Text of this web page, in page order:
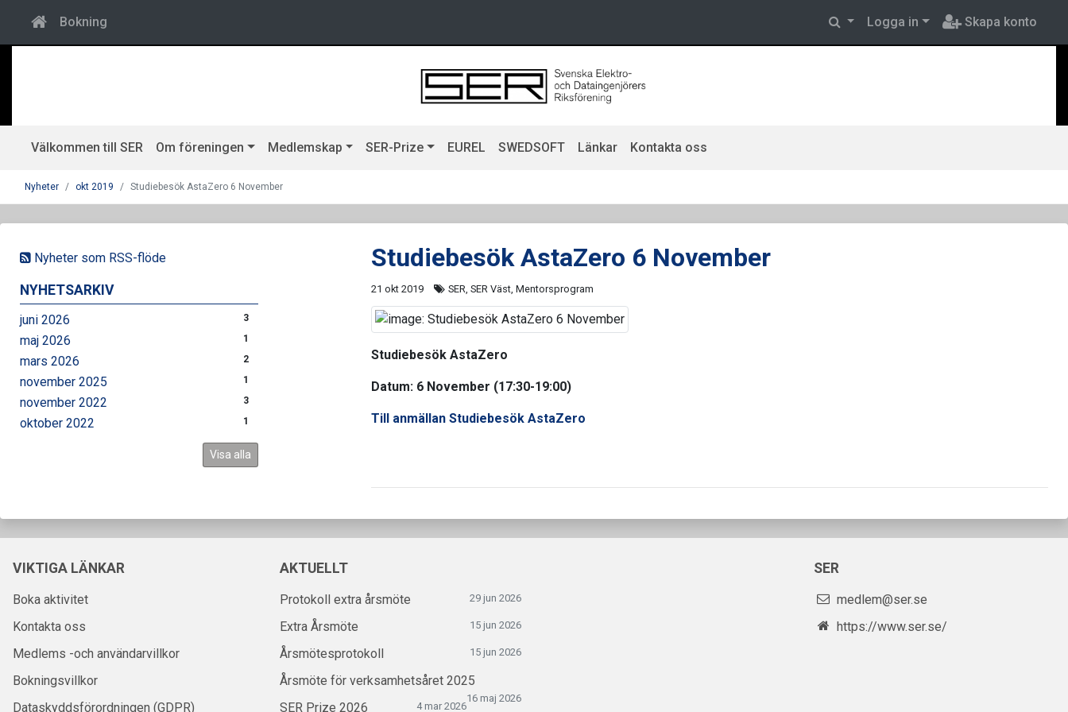
Bokning Logga in Skapa konto
Välkommen till SER Om föreningen Medlemskap SER-Prize EUREL SWEDSOFT Länkar Kontakta oss
Nyheter okt 2019 Studiebesök AstaZero 6 November
Nyheter som RSS-flöde
NYHETSARKIV
juni 2026 3
maj 2026 1
mars 2026 2
november 2025 1
november 2022 3
oktober 2022 1
Visa alla
Studiebesök AstaZero 6 November
21 okt 2019 SER, SER Väst, Mentorsprogram
Studiebesök AstaZero
Datum: 6 November (17:30-19:00)
Till anmällan Studiebesök AstaZero
VIKTIGA LÄNKAR
Boka aktivitet
Kontakta oss
Medlems -och användarvillkor
Bokningsvillkor
Dataskyddsförordningen (GDPR)
AKTUELLT
Protokoll extra årsmöte 29 jun 2026
Extra Årsmöte 15 jun 2026
Årsmötesprotokoll 15 jun 2026
Årsmöte för verksamhetsåret 2025
16 maj 2026
SER Prize 2026 4 mar 2026
SER
medlem@ser.se
https://www.ser.se/